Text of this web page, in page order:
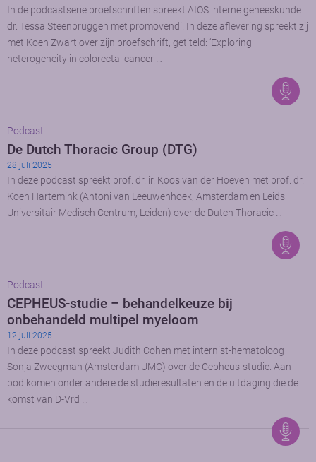
In de podcastserie proefschriften spreekt AIOS interne geneeskunde
dr. Tessa Steenbruggen met promovendi. In deze aflevering spreekt zij
met Koen Zwart over zijn proefschrift, getiteld: ‘Exploring
heterogeneity in colorectal cancer …
Podcast
De Dutch Thoracic Group (DTG)
28 juli 2025
In deze podcast spreekt prof. dr. ir. Koos van der Hoeven met prof. dr.
Koen Hartemink (Antoni van Leeuwenhoek, Amsterdam en Leids
Universitair Medisch Centrum, Leiden) over de Dutch Thoracic …
Podcast
CEPHEUS-studie – behandelkeuze bij
onbehandeld multipel myeloom
12 juli 2025
In deze podcast spreekt Judith Cohen met internist-hematoloog
Sonja Zweegman (Amsterdam UMC) over de Cepheus-studie. Aan
bod komen onder andere de studieresultaten en de uitdaging die de
komst van D-Vrd …